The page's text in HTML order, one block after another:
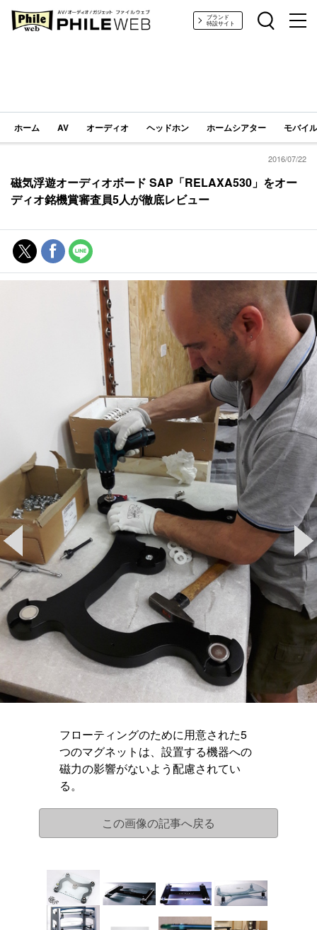
PHILE WEB｜AV/オーディオ/ガジェットブランド
特設サイト
ホーム AV オーディオ ヘッドホン ホームシアター モバイ
2016/07/22
磁気浮遊オーディオボード SAP「RELAXA530」をオー
ディオ銘機賞審査員5人が徹底レビュー
フローティングのために用意された5
つのマグネットは、設置する機器への
磁力の影響がないよう配慮されてい
る。
この画像の記事へ戻る